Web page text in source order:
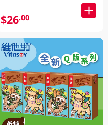
$26.00